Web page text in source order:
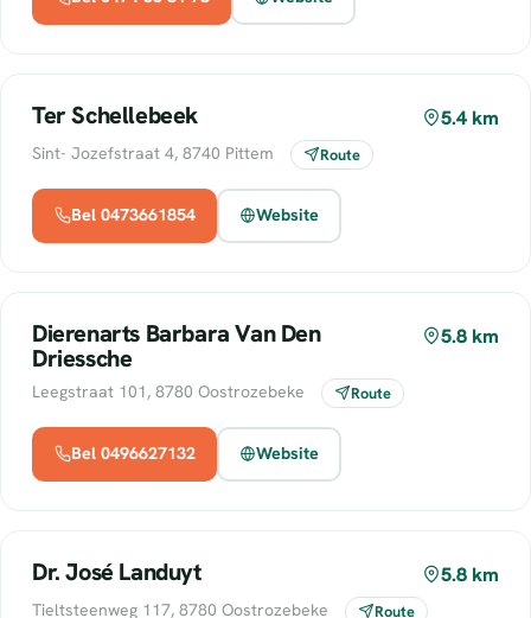
Ter Schellebeek 5.4 km
Sint- Jozefstraat 4, 8740 Pittem Route
Bel 0473661854 Website
Dierenarts Barbara Van Den
Driessche
5.8 km
Leegstraat 101, 8780 Oostrozebeke Route
Bel 0496627132 Website
Dr. José Landuyt 5.8 km
Tieltsteenweg 117, 8780 Oostrozebeke Route